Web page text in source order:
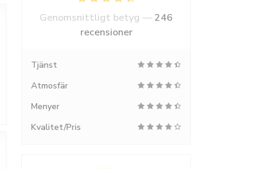
Genomsnittligt betyg —246
recensioner
Tjänst
Atmosfär
Menyer
Kvalitet/Pris